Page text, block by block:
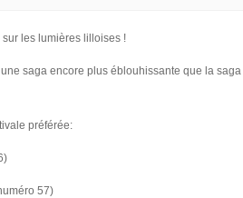
les lumières lilloises !
saga encore plus éblouhissante que la saga
préférée:
57)